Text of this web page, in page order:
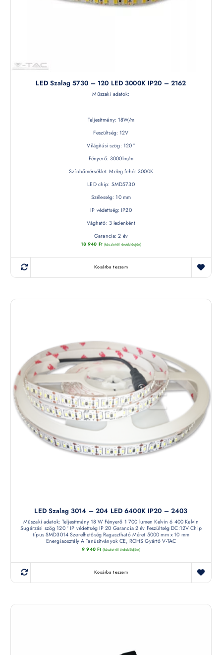
LED Szalag 5730 – 120 LED 3000K IP20 – 2162
Műszaki adatok:
Teljesítmény: 18W/m
Feszültség: 12V
Világítási szög: 120 °
Fényerő: 3000lm/m
Színhőmérséklet: Meleg fehér 3000K
LED chip: SMD5730
Szélesség: 10 mm
IP védettség: IP20
Vágható: 3 ledenként
Garancia: 2 év
18 940 Ft (készletről érdeklődjön)
Kosárba teszem
LED Szalag 3014 – 204 LED 6400K IP20 – 2403
Műszaki adatok: Teljesítmény 18 W Fényerő 1 700 lumen Kelvin 6 400 Kelvin
Sugárzási szög 120 ° IP védettség IP 20 Garancia 2 év Feszültség DC:12V Chip
típus SMD3014 Szerelhetőség Ragasztható Méret 5000 mm x 10 mm
Energiaosztály A Tanúsítványok CE, ROHS Gyártó V-TAC
9 940 Ft (készletről érdeklődjön)
Kosárba teszem